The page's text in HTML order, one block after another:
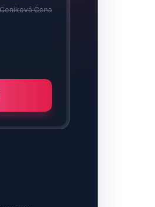
Ceníková Cena